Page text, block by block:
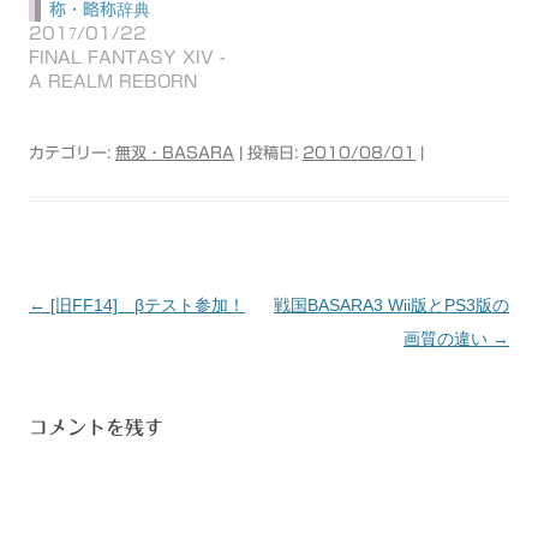
称・略称辞典
2017/01/22
FINAL FANTASY XIV -
A REALM REBORN
カテゴリー: 無双・BASARA | 投稿日: 2010/08/01
投
ゲ
← [旧FF14] βテスト参加！
戦国BASARA3 Wii版とPS3版の
画質の違い →
コメントを残す